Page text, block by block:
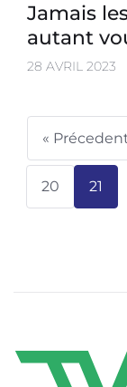
Jamais
autant
28 AVRIL 2023
«
20 21